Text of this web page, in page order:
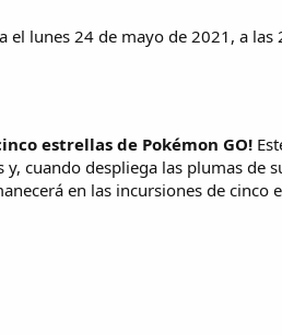
el lunes 24 de mayo de 2021, a las
estrellas de Pokémon GO!
cuando despliega las plumas de
en las incursiones de cinco